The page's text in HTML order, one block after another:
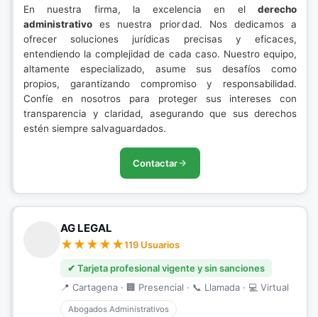
En nuestra firma, la excelencia en el derecho
administrativo es nuestra prioridad. Nos dedicamos a
ofrecer soluciones jurídicas precisas y eficaces,
entendiendo la complejidad de cada caso. Nuestro equipo,
altamente especializado, asume sus desafíos como
propios, garantizando compromiso y responsabilidad.
Confíe en nosotros para proteger sus intereses con
transparencia y claridad, asegurando que sus derechos
estén siempre salvaguardados.
Contactar
AG LEGAL
119 Usuarios
✔ Tarjeta profesional vigente y sin sanciones
📍 Cartagena · 🏢 Presencial · 📞 Llamada · 💻 Virtual
Abogados Administrativos